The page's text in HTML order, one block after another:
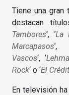
Tiene una gran
destacan
Tambores‘, ‘La
Marcapasos‘,
Vascos‘, ‘
Rock‘ o ‘El
En televisión